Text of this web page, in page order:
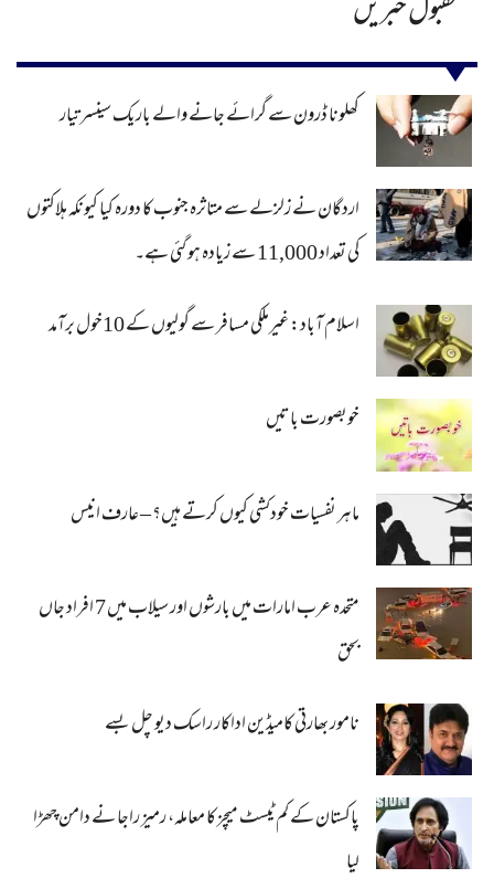
مقبول خبریں
کھلونا ڈرون سے گرائے جانے والے باریک سینسر تیار
اردگان نے زلزلے سے متاثرہ جنوب کا دورہ کیا کیونکہ ہلاکتوں
کی تعداد 11,000 سے زیادہ ہو گئی ہے۔
اسلام آباد: غیرملکی مسافر سے گولیوں کے 10خول برآمد
خوبصورت باتیں
ماہر نفسیات خودکشی کیوں کرتے ہیں؟ – عارف انیس
متحدہ عرب امارات میں بارشوں اور سیلاب میں 7 افراد جاں
بحق
نامور بھارتی کامیڈین اداکار راسک دیو چل بسے
پاکستان کے کم ٹیسٹ میچز کا معاملہ، رمیز راجا نے دامن چھڑا
لیا